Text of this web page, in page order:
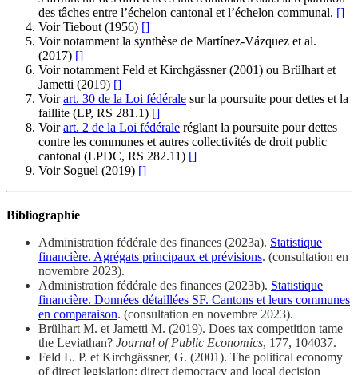
des tâches entre l’échelon cantonal et l’échelon communal. []
Voir Tiebout (1956) []
Voir notamment la synthèse de Martínez‐Vázquez et al.
(2017) []
Voir notamment Feld et Kirchgässner (2001) ou Brülhart et
Jametti (2019) []
Voirart. 30 de la Loi fédérale sur la poursuite pour dettes et la
faillite (LP, RS 281.1) []
Voirart. 2 de la Loi fédérale réglant la poursuite pour dettes
contre les communes et autres collectivités de droit public
cantonal (LPDC, RS 282.11) []
Voir Soguel (2019) []
Bibliographie
Administration fédérale des finances (2023a). Statistique
financière. Agrégats principaux et prévisions. (consultation en
novembre 2023).
Administration fédérale des finances (2023b). Statistique
financière. Données détaillées SF. Cantons et leurs communes
en comparaison. (consultation en novembre 2023).
Brülhart M. et Jametti M. (2019). Does tax competition tame
the Leviathan? Journal of Public Economics, 177, 104037.
Feld L. P. et Kirchgässner, G. (2001). The political economy
of direct legislation: direct democracy and local decision–